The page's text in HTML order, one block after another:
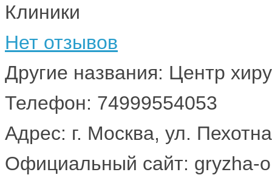
Клиники
Нет отзывов
Другие названия: Центр
Телефон: 74999554053
Адрес: г. Москва, ул.
Официальный сайт: gryzha-